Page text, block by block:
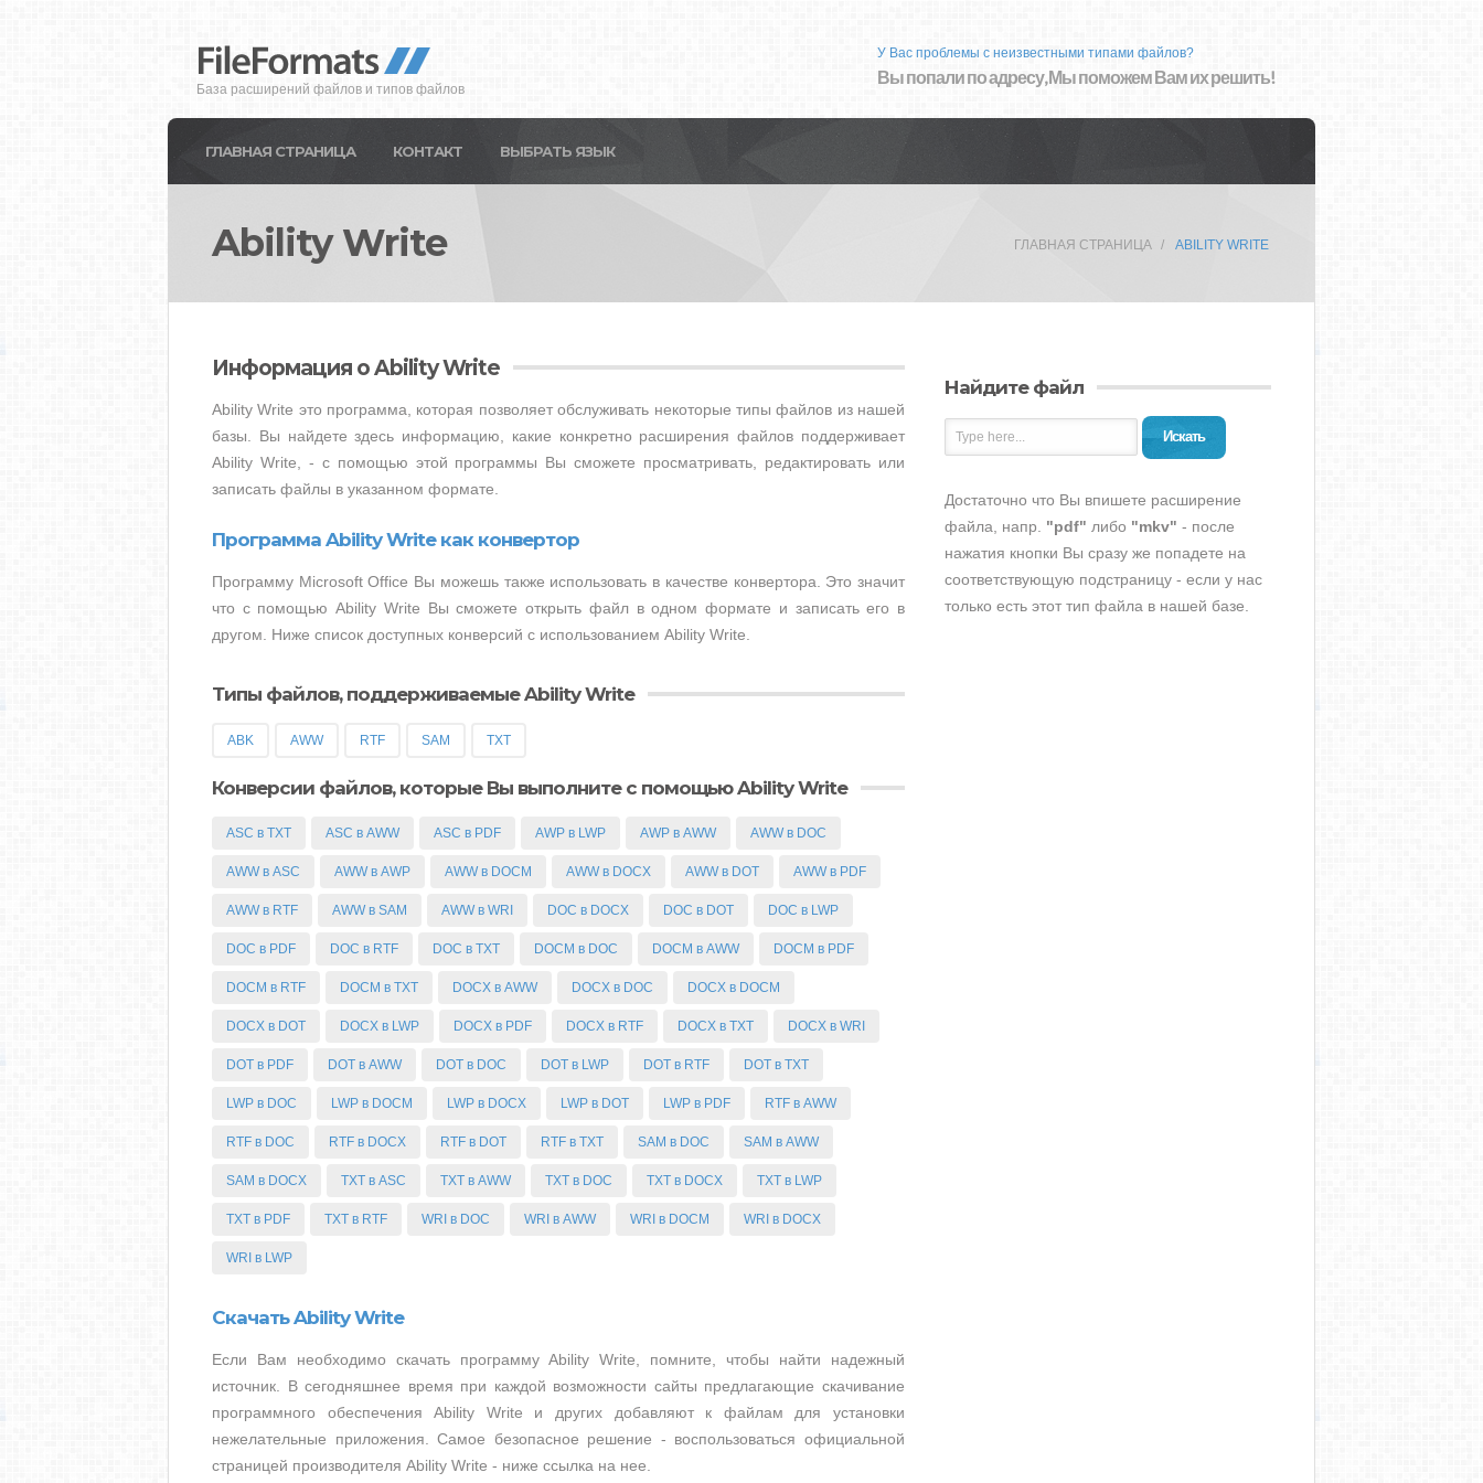
База расширений файлов и типов файлов
У Вас проблемы с неизвестными типами файлов?
Вы попали по адресу, Мы поможем Вам их решить!
ГЛАВНАЯ СТРАНИЦА КОНТАКТ ВЫБРАТЬ ЯЗЫК
Ability Write ГЛАВНАЯ СТРАНИЦА ABILITY WRITE
Информация о Ability Write
Ability Write это программа, которая позволяет обслуживать некоторые типы файлов из нашей
базы. Вы найдете здесь информацию, какие конкретно расширения файлов поддерживает
Ability Write, - с помощью этой программы Вы сможете просматривать, редактировать или
записать файлы в указанном формате.
Программа Ability Write как конвертор
Программу Microsoft Office Вы можешь также использовать в качестве конвертора. Это значит
что с помощью Ability Write Вы сможете открыть файл в одном формате и записать его в
другом. Ниже список доступных конверсий с использованием Ability Write.
Типы файлов, поддерживаемые Ability Write
ABK AWW RTF SAM TXT
Конверсии файлов, которые Вы выполните с помощью Ability Write
ASC в TXT ASC в AWW ASC в PDF AWP в LWP AWP в AWW AWW в DOC
AWW в ASC AWW в AWP AWW в DOCM AWW в DOCX AWW в DOT AWW в PDF
AWW в RTF AWW в SAM AWW в WRI DOC в DOCX DOC в DOT DOC в LWP
DOC в PDF DOC в RTF DOC в TXT DOCM в DOC DOCM в AWW DOCM в PDF
DOCM в RTF DOCM в TXT DOCX в AWW DOCX в DOC DOCX в DOCM
DOCX в DOT DOCX в LWP DOCX в PDF DOCX в RTF DOCX в TXT DOCX в WRI
DOT в PDF DOT в AWW DOT в DOC DOT в LWP DOT в RTF DOT в TXT
LWP в DOC LWP в DOCM LWP в DOCX LWP в DOT LWP в PDF RTF в AWW
RTF в DOC RTF в DOCX RTF в DOT RTF в TXT SAM в DOC SAM в AWW
SAM в DOCX TXT в ASC TXT в AWW TXT в DOC TXT в DOCX TXT в LWP
TXT в PDF TXT в RTF WRI в DOC WRI в AWW WRI в DOCM WRI в DOCX
WRI в LWP
Скачать Ability Write
Если Вам необходимо скачать программу Ability Write, помните, чтобы найти надежный
источник. В сегодняшнее время при каждой возможности сайты предлагающие скачивание
программного обеспечения Ability Write и других добавляют к файлам для установки
нежелательные приложения. Самое безопасное решение - воспользоваться официальной
страницей производителя Ability Write - ниже ссылка на нее.
Найдите файл
Искать
Достаточно что Вы впишете расширение
файла, напр. "pdf" либо "mkv" - после
нажатия кнопки Вы сразу же попадете на
соответствующую подстраницу - если у нас
только есть этот тип файла в нашей базе.